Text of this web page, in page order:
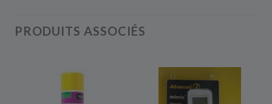
PRODUITS ASSOCIÉS